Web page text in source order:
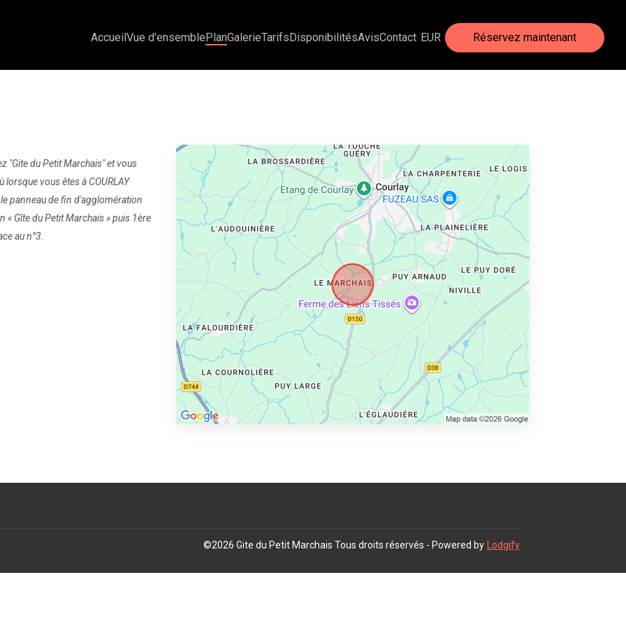
AccueilVue d'ensemblePlanGalerieTarifsDisponibilitésAvisContact EUR Réservez maintenant
"Gite du Petit Marchais" et vous
vous êtes à COURLAY
panneau de fin d'agglomération
« Gîte du Petit Marchais » puis 1ère
au n°3.
©2026 Gite du Petit Marchais Tous droits réservés - Powered by Lodgify